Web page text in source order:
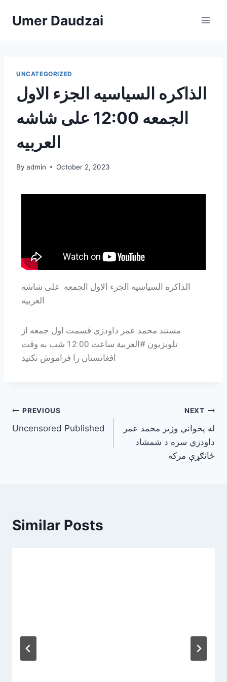
Umer Daudzai
UNCATEGORIZED
الذاكره السياسيه الجزء الاول
الجمعه 12:00 على شاشه
العربيه
By admin October 2, 2023
الذاكره السياسيه الجزء الاول الجمعه على شاشه
العربيه
مستند محمد عمر داودزی قسمت اول جمعه از
تلویزیون #العربیة ساعت 12:00 شب به وقت
افغانستان را فراموش نكنيد
PREVIOUS
Uncensored Published
NEXT
له پخواني وزیر محمد عمر
داودزي سره د شمشاد
ځانګړې مرکه
Similar Posts